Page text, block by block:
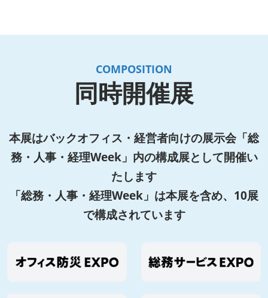
COMPOSITION
同時開催展
本展はバックオフィス・経営者向けの展示会「総
務・人事・経理Week」内の構成展として開催い
たします
「総務・人事・経理Week」は本展を含め、10展
で構成されています